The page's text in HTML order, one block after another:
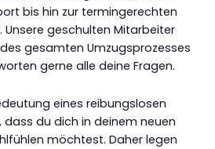
bis hin zur termingerechten
Unsere geschulten Mitarbeiter
gesamten Umzugsprozesses
gerne alle deine Fragen.
eines reibungslosen
dass du dich in deinem neuen
möchtest. Daher legen